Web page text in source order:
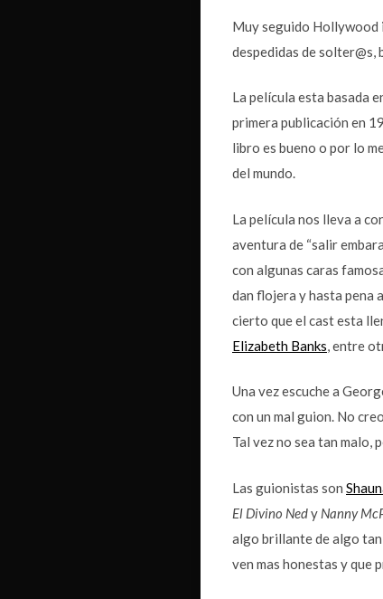
Muy seguido Hollywood
despedidas de solter@s,
La película esta basada
primera publicación en
libro es bueno o por lo
del mundo.
La película nos lleva a
aventura de “salir
con algunas caras
dan flojera y hasta pena
cierto que el cast esta
Elizabeth Banks , entre
Una vez escuche a
con un mal guion. No
Tal vez no sea tan
Las guionistas son
El Divino Nedy Nanny
algo brillante de algo tan
ven mas honestas y que